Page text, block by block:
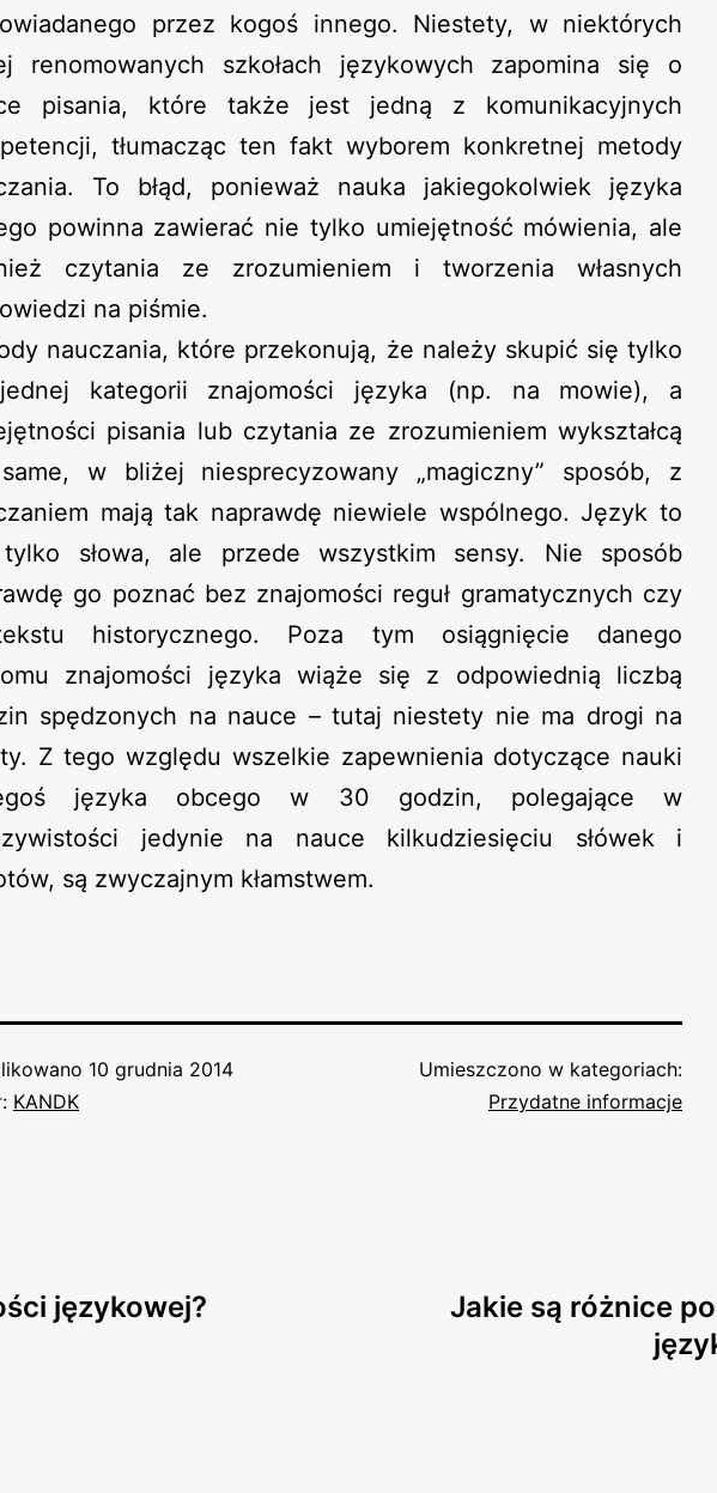
przez kogoś innego. Niestety, w niektórych
renomowanych szkołach językowych zapomina się o
pisania, które także jest jedną z komunikacyjnych
tłumacząc ten fakt wyborem konkretnej metody
To błąd, ponieważ nauka jakiegokolwiek języka
powinna zawierać nie tylko umiejętność mówienia, ale
czytania ze zrozumieniem i tworzenia własnych
na piśmie.
nauczania, które przekonują, że należy skupić się tylko
kategorii znajomości języka (np. na mowie), a
pisania lub czytania ze zrozumieniem wykształcą
w bliżej niesprecyzowany „magiczny” sposób, z
mają tak naprawdę niewiele wspólnego. Język to
słowa, ale przede wszystkim sensy. Nie sposób
go poznać bez znajomości reguł gramatycznych czy
historycznego. Poza tym osiągnięcie danego
znajomości języka wiąże się z odpowiednią liczbą
spędzonych na nauce – tutaj niestety nie ma drogi na
Z tego względu wszelkie zapewnienia dotyczące nauki
języka obcego w 30 godzin, polegające w
jedynie na nauce kilkudziesięciu słówek i
są zwyczajnym kłamstwem.
10 grudnia 2014
KANDK
Umieszczono w kategoriach:
Przydatne informacje
językowej?
Jakie są różnice